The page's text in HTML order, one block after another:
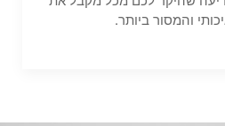
והמסור ביותר.